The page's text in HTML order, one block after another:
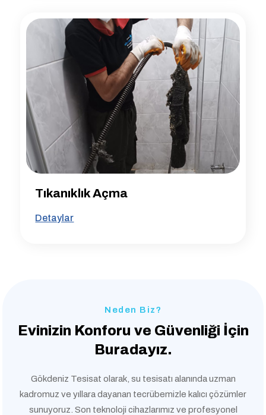
Tıkanıklık Açma
Detaylar
Neden Biz?
Evinizin Konforu ve Güvenliği İçin
Buradayız.
Gökdeniz Tesisat olarak, su tesisatı alanında uzman
kadromuz ve yıllara dayanan tecrübemizle kalıcı çözümler
sunuyoruz. Son teknoloji cihazlarımız ve profesyonel